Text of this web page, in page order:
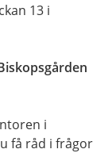
13 i
i
få råd i frågor